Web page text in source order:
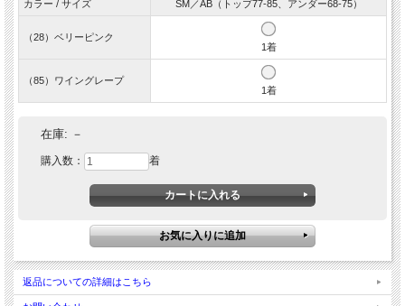
カラー / サイズ SM／AB（トップ77-85、アンダー68-75）
（28）ベリーピンク
1着
（85）ワイングレープ
1着
在庫: －
購入数： 着
返品についての詳細はこちら